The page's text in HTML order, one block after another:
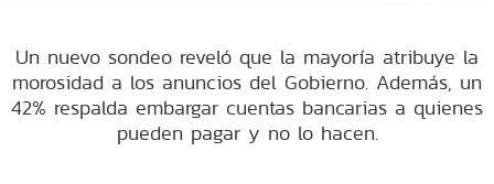
Un nuevo sondeo reveló que la mayoría atribuye la
morosidad a los anuncios del Gobierno. Además, un
42% respalda embargar cuentas bancarias a quienes
pueden pagar y no lo hacen.